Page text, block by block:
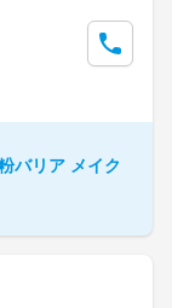
バリア メイク